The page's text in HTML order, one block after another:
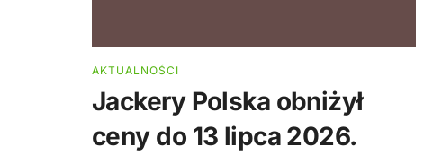
AKTUALNOŚCI
Jackery Polska obniżył
ceny do 13 lipca 2026.